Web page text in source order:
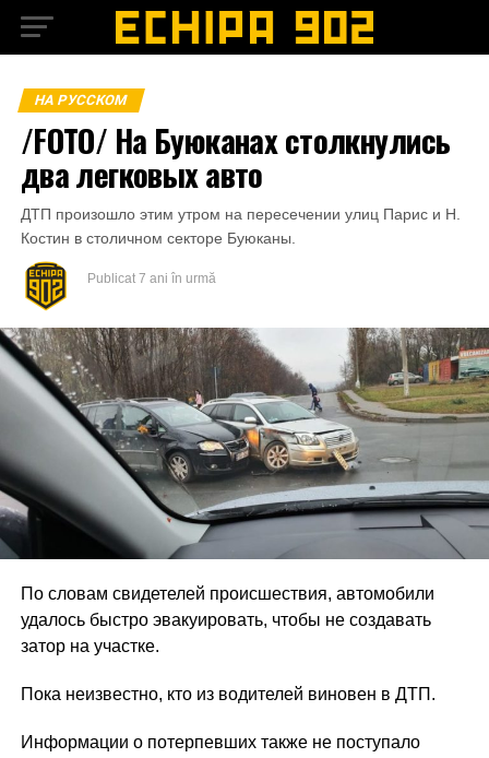
НА РУССКОМ
/FOTO/ На Буюканах столкнулись
два легковых авто
ДТП произошло этим утром на пересечении улиц Парис и Н.
Костин в столичном секторе Буюканы.
Publicat 7 ani în urmă
По словам свидетелей происшествия, автомобили
удалось быстро эвакуировать, чтобы не создавать
затор на участке.
Пока неизвестно, кто из водителей виновен в ДТП.
Информации о потерпевших также не поступало